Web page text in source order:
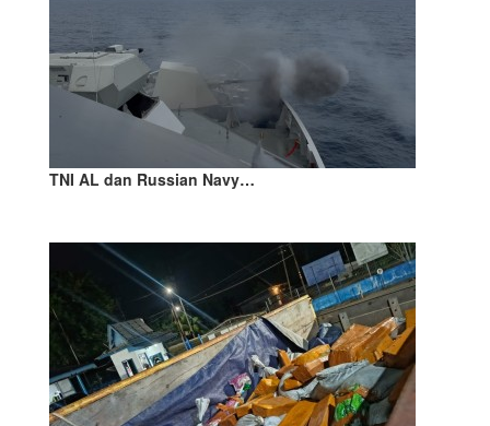
TNI AL dan Russian Navy…